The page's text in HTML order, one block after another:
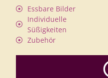
Essbare Bilder
Individuelle
Süßigkeiten
Zubehör